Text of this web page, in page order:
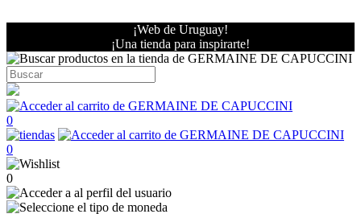
¡Web de Uruguay!
¡Una tienda para inspirarte!
0
0
0